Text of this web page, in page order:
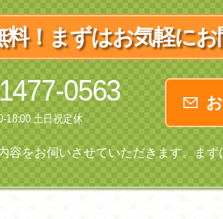
料！まずはお気軽に
0563
18:00 土日祝定休
容をお伺いさせていただきます。まず